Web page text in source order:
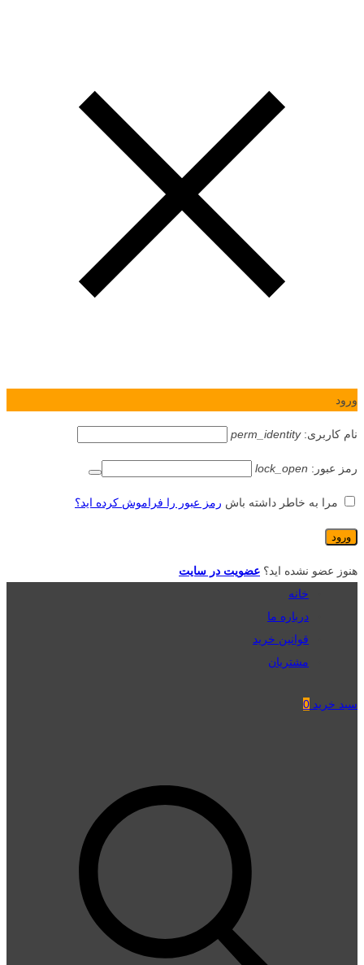
ورود
نام کاربری:perm_identity
رمز عبور: lock_open
مرا به خاطر داشته باش رمز عبور را فراموش کرده اید؟
هنوز عضو نشده اید؟ عضویت در سایت
خانه
درباره ما
قوانین خرید
مشتریان
سبد خرید 0